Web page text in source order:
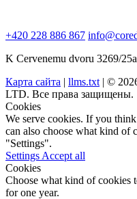
+420 228 886 867
K Cervenemu dvoru 3269/
Карта сайта | llms.txt | ©
LTD. Все права защищены.
Cookies
We serve cookies. If you
can also choose what kind
"Settings".
Settings Accept all
Cookies
Choose what kind of cookies
for one year.